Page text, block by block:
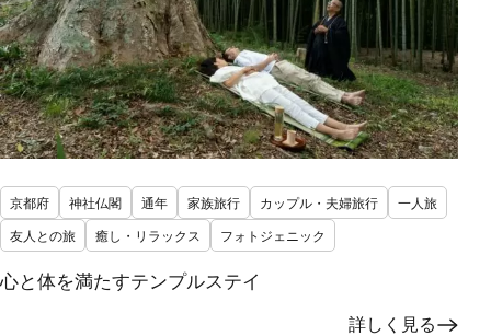
京都府 神社仏閣 通年 家族旅行 カップル・夫婦旅行
一人旅
友人との旅
癒し・リラックス フォトジェニック
心と体を満たすテンプルステイ
詳しく見る